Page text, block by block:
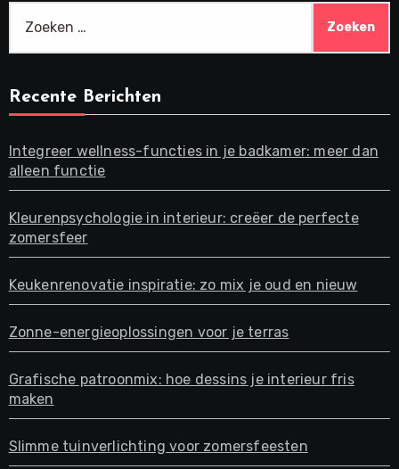
naar:
Recente Berichten
Integreer wellness-functies in je badkamer: meer dan
alleen functie
Kleurenpsychologie in interieur: creëer de perfecte
zomersfeer
Keukenrenovatie inspiratie: zo mix je oud en nieuw
Zonne-energieoplossingen voor je terras
Grafische patroonmix: hoe dessins je interieur fris
maken
Slimme tuinverlichting voor zomersfeesten